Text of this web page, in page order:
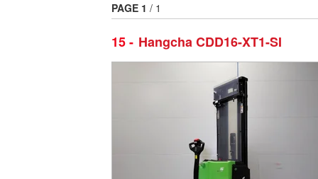
15 Hangcha CDD16-XT1-SI
PAGE 1 / 1